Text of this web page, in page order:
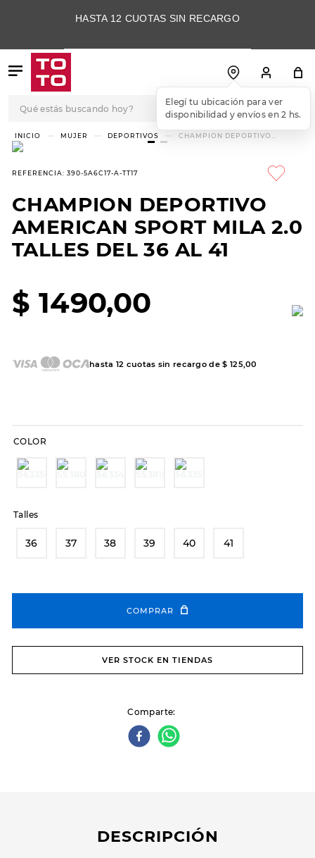
HASTA 12 CUOTAS SIN RECARGO
Elegí tu ubicación para ver
disponibilidad y envíos en 2 hs.
MUJER DEPORTIVOS
CHAMPION DEPORTIVO
REFERENCIA: 390-5A6C17-A-TT17
CHAMPION DEPORTIVO
AMERICAN SPORT MILA 2.0
TALLES DEL 36 AL 41
$ 1490,00
hasta 12 cuotas sin recargo de$ 125,00
COLOR
Talles
36 37 38 39 40 41
COMPRAR
VER STOCK EN TIENDAS
Comparte
DESCRIPCIÓN
TÉRMINOS MÁS
BUSCADOS
3.
skechers slip-ins
4
championes
9.
slip-ins